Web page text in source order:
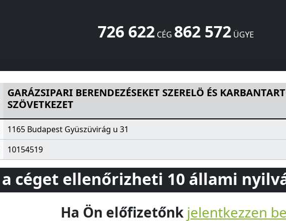
726 622CÉG 862 572ÜGYE
BERENDEZÉSEKET SZERELÖ ÉS KARBANTARTO SZÖVETKEZET Gyüszüvirág u
GARÁZSIPARI BERENDEZÉSEKET SZERELÖ ÉS
SZÖVETKEZET
1165 Budapest Gyüszüvirág u 31
10154519
a céget ellenőrizheti 10 állami
Ha Ön előfizetőnk jelentkezzen be